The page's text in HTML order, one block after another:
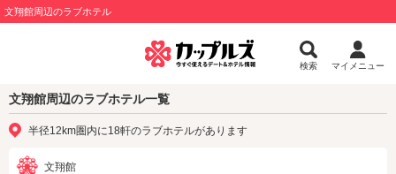
文翔館周辺のラブホテル
検索 マイメニュー
文翔館周辺のラブホテル一覧
半径12km圏内に18軒のラブホテルがあります
文翔館